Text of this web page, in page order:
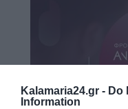
Kalamaria24.gr - Do
Information